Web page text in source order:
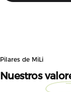
Pilares de MiLi
Nuestros